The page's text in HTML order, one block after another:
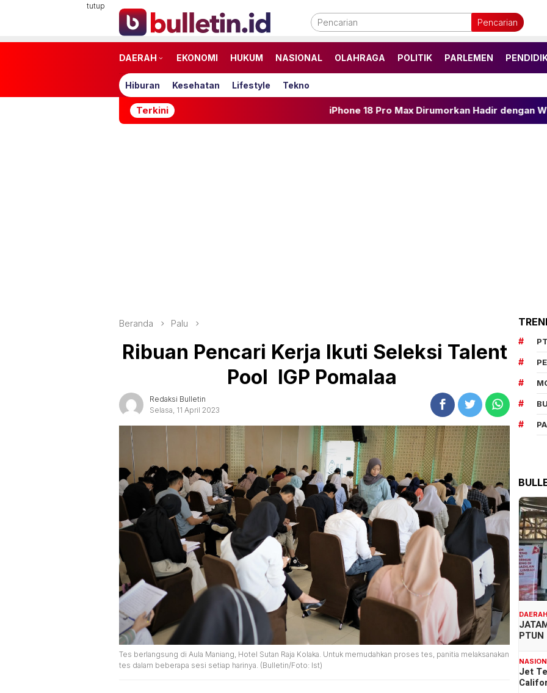
tutup
Pencarian
DAERAH EKONOMI HUKUM NASIONAL OLAHRAGA POLITIK PARLEMEN
Hiburan Kesehatan Lifestyle Tekno
Terkini iPhone 18 Pro Max Dirumorkan Hadir dengan Warna Dark
Beranda Palu
Ribuan Pencari Kerja Ikuti Seleksi Talent
Pool IGP Pomalaa
Redaksi Bulletin
Selasa, 11 April 2023
Tes berlangsung di Aula Maniang, Hotel Sutan Raja Kolaka. Untuk memudahkan proses tes, panitia melaksanakan
tes dalam beberapa sesi setiap harinya. (Bulletin/Foto: Ist)
Jet